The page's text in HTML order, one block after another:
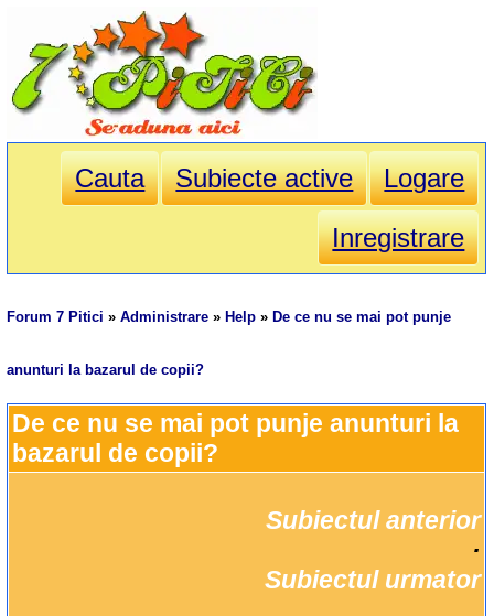
Cauta Subiecte active
Logare
Inregistrare
Forum 7 Pitici »Administrare » Help » De ce nu se mai pot punje
anunturi la bazarul de copii?
De ce nu se mai pot punje anunturi la
bazarul de copii?
Subiectul anterior
Subiectul urmator